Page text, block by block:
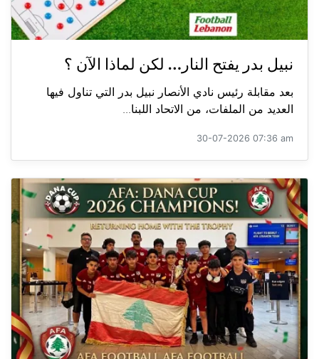
نبيل بدر يفتح النار… لكن لماذا الآن ؟
بعد مقابلة رئيس نادي الأنصار نبيل بدر التي تناول فيها
العديد من الملفات، من الاتحاد اللبنا...
30-07-2026 07:36 am